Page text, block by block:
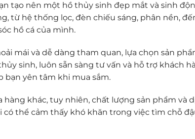
tạo nên một hồ thủy sinh đẹp mắt và sinh
từ hệ thống lọc, đèn chiếu sáng, phân nền,
hồ cá của mình.
mái và dễ dàng tham quan, lựa chọn sản
sinh, luôn sẵn sàng tư vấn và hỗ trợ khách
bạn yên tâm khi mua sắm.
hàng khác, tuy nhiên, chất lượng sản phẩm và
thể cảm thấy khó khăn trong việc tìm chỗ